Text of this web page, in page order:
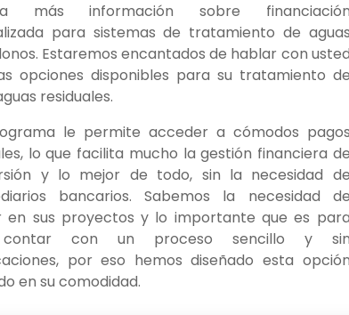
más información sobre financiación
para sistemas de tratamiento de aguas
Estaremos encantados de hablar con usted
opciones disponibles para su tratamiento de
residuales.
le permite acceder a cómodos pagos
lo que facilita mucho la gestión financiera de
y lo mejor de todo, sin la necesidad de
bancarios. Sabemos la necesidad de
en sus proyectos y lo importante que es
con un proceso sencillo y sin
por eso hemos diseñado esta opción
en su comodidad.